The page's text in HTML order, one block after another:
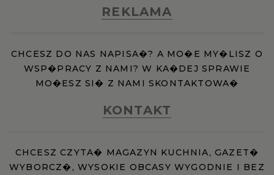
REKLAMA
CHCESZ DO NAS NAPISA�? A MO�E MY�LISZ O
WSP�PRACY Z NAMI? W KA�DEJ SPRAWIE
MO�ESZ SI� Z NAMI SKONTAKTOWA�
KONTAKT
CHCESZ CZYTA� MAGAZYN KUCHNIA, GAZET�
WYBORCZ�, WYSOKIE OBCASY WYGODNIE I BEZ